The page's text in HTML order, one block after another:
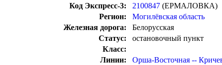
Код Экспресс-3:
2100847 (ЕРМАЛОВКА)
Регион:
Могилёвская область
Железная дорога:
Белорусская
Статус:
остановочный пункт
Класс:
Линии:
Орша-Восточная --